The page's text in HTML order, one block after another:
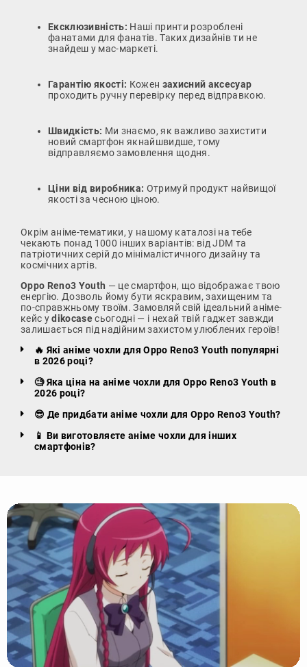
Ексклюзивність: Наші принти розроблені
фанатами для фанатів. Таких дизайнів ти не
знайдеш у мас-маркеті.
Гарантію якості: Кожен захисний аксесуар
проходить ручну перевірку перед відправкою.
Швидкість: Ми знаємо, як важливо захистити
новий смартфон якнайшвидше, тому
відправляємо замовлення щодня.
Ціни від виробника: Отримуй продукт найвищої
якості за чесною ціною.
Окрім аніме-тематики, у нашому каталозі на тебе
чекають понад 1000 інших варіантів: від JDM та
патріотичних серій до мінімалістичного дизайну та
космічних артів.
Oppo Reno3 Youth — це смартфон, що відображає твою
енергію. Дозволь йому бути яскравим, захищеним та
по-справжньому твоїм. Замовляй свій ідеальний аніме-
кейс уdikocaseсьогодні — і нехай твій гаджет завжди
залишається під надійним захистом улюблених героїв!
🔥 Які аніме чохли для Oppo Reno3 Youth популярні
в 2026 році?
🧐 Яка ціна на аніме чохли для Oppo Reno3 Youth в
2026 році?
😎 Де придбати аніме чохли для Oppo Reno3 Youth?
📱 Ви виготовляєте аніме чохли для інших
смартфонів?